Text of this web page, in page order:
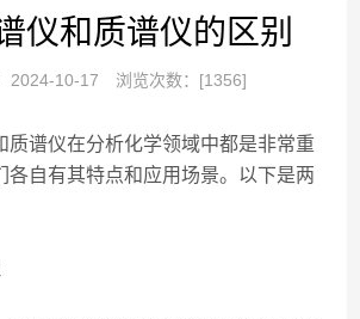
仪和质谱仪的区别
2024-10-17 浏览次数：[1356]
质谱仪在分析化学领域中都是非常重
各自有其特点和应用场景。以下是两